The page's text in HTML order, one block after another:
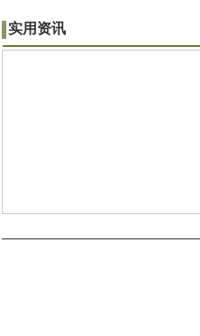
实用资讯